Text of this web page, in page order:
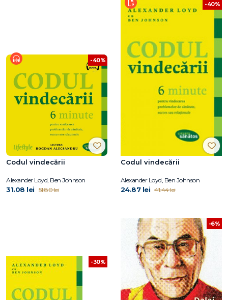
-40%
Codul vindecării
Alexander Loyd, Ben Johnson
31.08 lei 51.80 lei
-40%
Codul vindecării
Alexander Loyd, Ben Johnson
24.87 lei 41.44 lei
-30%
-6%